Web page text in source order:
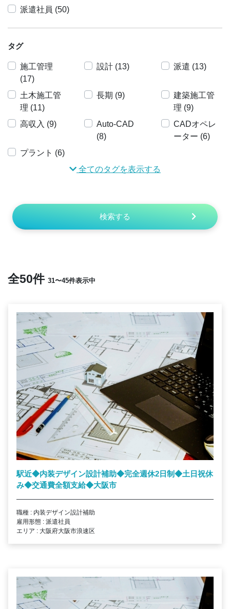
派遣社員 (50)
タグ
施工管理
(17)
設計 (13) 派遣 (13)
土木施工管
理 (11)
長期 (9)
建築施工管
理 (9)
高収入 (9)
Auto-CAD
(8)
CADオペレ
ーター (6)
プラント (6)
全てのタグを表示する
検索する
全50件 31〜45件表示中
駅近◆内装デザイン設計補助◆完全週休2日制◆土日祝休
み◆交通費全額支給◆大阪市
職種 : 内装デザイン設計補助
雇用形態 : 派遣社員
エリア : 大阪府大阪市浪速区